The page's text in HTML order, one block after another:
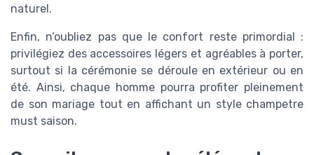
naturel.
Enfin, n’oubliez pas que le confort reste primordial :
privilégiez des accessoires légers et agréables à porter,
surtout si la cérémonie se déroule en extérieur ou en
été. Ainsi, chaque homme pourra profiter pleinement
de son mariage tout en affichant un style champetre
must saison.